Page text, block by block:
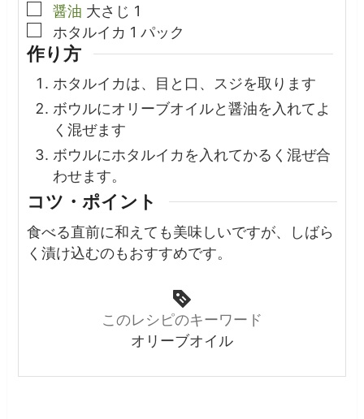
▢
醤油 大さじ 1
▢
ホタルイカ 1 パック
作り方
ホタルイカは、目と口、スジを取ります
ボウルにオリーブオイルと醤油を入れてよ
く混ぜます
ボウルにホタルイカを入れてかるく混ぜ合
わせます。
コツ・ポイント
食べる直前に和えても美味しいですが、しばら
く漬け込むのもおすすめです。
このレシピのキーワード
オリーブオイル